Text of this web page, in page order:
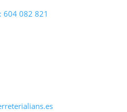
604 082 821